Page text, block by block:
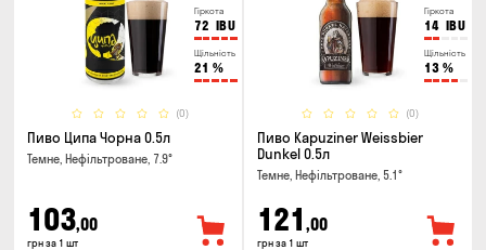
Гіркота
72 IBU
Щільність
21 %
(0)
Пиво Ципа Чорна 0.5л
Темне, Нефільтроване, 7.9°
103,00
грн за 1 шт
Гіркота
14 IBU
Щільність
13 %
(0)
Пиво Kapuziner Weissbier
Dunkel 0.5л
Темне, Нефільтроване, 5.1°
121 ,00
грн за 1 шт